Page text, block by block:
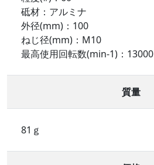
砥材：アルミナ
外径(mm)：100
ねじ径(mm)：M10
最高使用回転数(min-1)：13000
質量
81ｇ